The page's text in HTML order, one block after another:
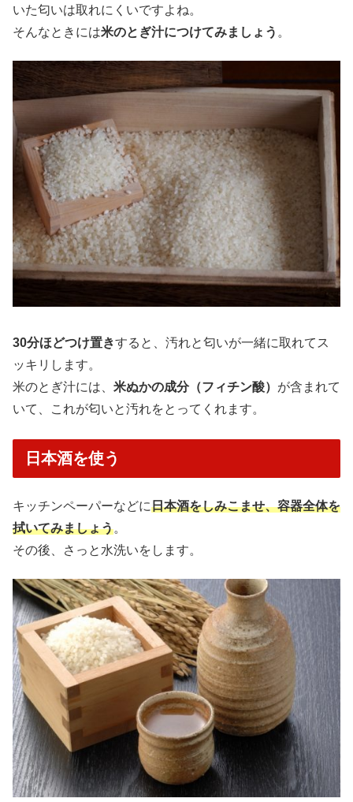
いた匂いは取れにくいですよね。
そんなときには米のとぎ汁につけてみましょう 。
30分ほどつけ置きすると、汚れと匂いが一緒に取れてス
ッキリします。
米のとぎ汁には、 米ぬかの成分（フィチン酸） が含まれて
いて、これが匂いと汚れをとってくれます。
日本酒を使う
キッチンペーパーなどに日本酒をしみこませ、容器全体を
拭いてみましょう。
その後、さっと水洗いをします。